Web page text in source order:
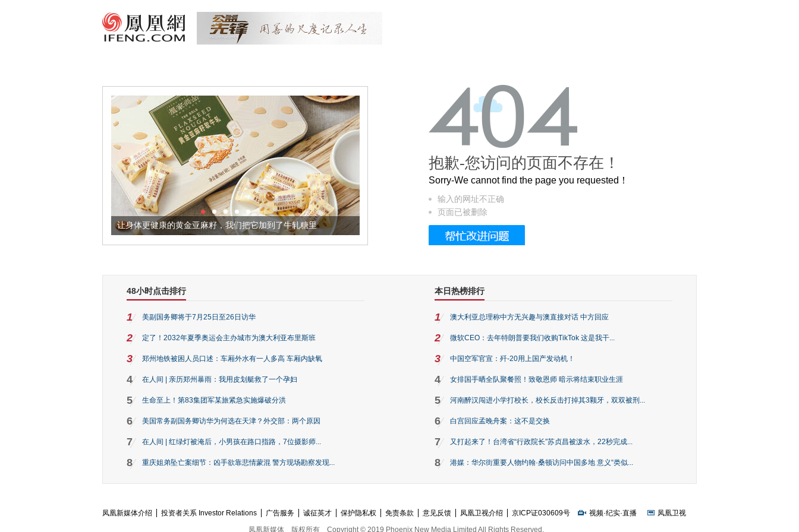
让身体更健康的黄金亚麻籽，我们把它加到了牛轧糖里 被列入佛家七宝的它到底有多美？
抱歉-您访问的页面不存在！
Sorry-We cannot find the page you requested！
输入的网址不正确
页面已被删除
48小时点击排行
1 美副国务卿将于7月25日至26日访华
2 定了！2032年夏季奥运会主办城市为澳大利亚布里斯班
3 郑州地铁被困人员口述：车厢外水有一人多高 车厢内缺氧
4 在人间 | 亲历郑州暴雨：我用皮划艇救了一个孕妇
5 生命至上！第83集团军某旅紧急实施爆破分洪
6 美国常务副国务卿访华为何选在天津？外交部：两个原因
7 在人间 | 红绿灯被淹后，小男孩在路口指路，7位摄影师...
8 重庆姐弟坠亡案细节：凶手欲靠悲情蒙混 警方现场勘察发现...
本日热榜排行
1 澳大利亚总理称中方无兴趣与澳直接对话 中方回应
2 微软CEO：去年特朗普要我们收购TikTok 这是我干...
3 中国空军官宣：歼-20用上国产发动机！
4 女排国手晒全队聚餐照！致敬恩师 暗示将结束职业生涯
5 河南醉汉闯进小学打校长，校长反击打掉其3颗牙，双双被刑...
6 白宫回应孟晚舟案：这不是交换
7 又打起来了！台湾省“行政院长”苏贞昌被泼水，22秒完成...
8 港媒：华尔街重要人物约翰·桑顿访问中国多地 意义“类似...
凤凰新媒体介绍 投资者关系 Investor Relations 广告服务 诚征英才 保护隐私权 免责条款 意见反馈 凤凰卫视介绍 京ICP证030609号 视频·纪实·直播
凤凰卫视
凤凰新媒体
版权所有 Copyright © 2019 Phoenix New Media Limited All Rights Reserved.